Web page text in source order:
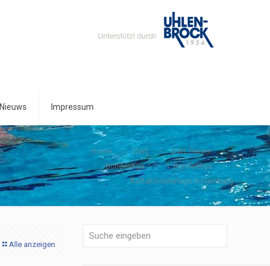
Nieuws Impressum
Home DWL
DWL Herren
Bundesliga
1. Bundesliga
Auftaktniederlage in Hamburg
Alle anzeigen